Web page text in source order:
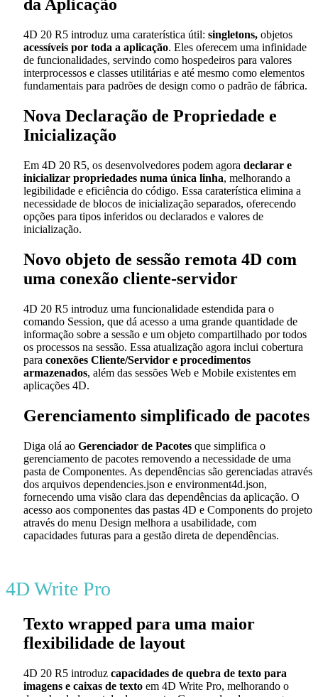
da Aplicação
4D 20 R5 introduz uma caraterística útil: singletons, objetos
acessíveis por toda a aplicação. Eles oferecem uma infinidade
de funcionalidades, servindo como hospedeiros para valores
interprocessos e classes utilitárias e até mesmo como elementos
fundamentais para padrões de design como o padrão de fábrica.
Nova Declaração de Propriedade e
Inicialização
Em 4D 20 R5, os desenvolvedores podem agora declarar e
inicializar propriedades numa única linha, melhorando a
legibilidade e eficiência do código. Essa caraterística elimina a
necessidade de blocos de inicialização separados, oferecendo
opções para tipos inferidos ou declarados e valores de
inicialização.
Novo objeto de sessão remota 4D com
uma conexão cliente-servidor
4D 20 R5 introduz uma funcionalidade estendida para o
comando Session, que dá acesso a uma grande quantidade de
informação sobre a sessão e um objeto compartilhado por todos
os processos na sessão. Essa atualização agora inclui cobertura
para conexões Cliente/Servidor e procedimentos
armazenados, além das sessões Web e Mobile existentes em
aplicações 4D.
Gerenciamento simplificado de pacotes
Diga olá ao Gerenciador de Pacotes que simplifica o
gerenciamento de pacotes removendo a necessidade de uma
pasta de Componentes. As dependências são gerenciadas através
dos arquivos dependencies.json e environment4d.json,
fornecendo uma visão clara das dependências da aplicação. O
acesso aos componentes das pastas 4D e Components do projeto
através do menu Design melhora a usabilidade, com
capacidades futuras para a gestão direta de dependências.
4D Write Pro
Texto wrapped para uma maior
flexibilidade de layout
4D 20 R5 introduz capacidades de quebra de texto para
imagens e caixas de texto em 4D Write Pro, melhorando o